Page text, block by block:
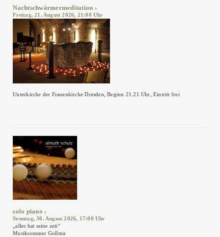
Nachtschwärmermeditation
Freitag, 21. August 2026, 21:00 Uhr
Unterkirche der Frauenkirche Dresden, Beginn 21.21 Uhr, Eintritt frei
solo piano
Sonntag, 30. August 2026, 17:00 Uhr
„alles hat seine zeit“
Musiksommer Gollma